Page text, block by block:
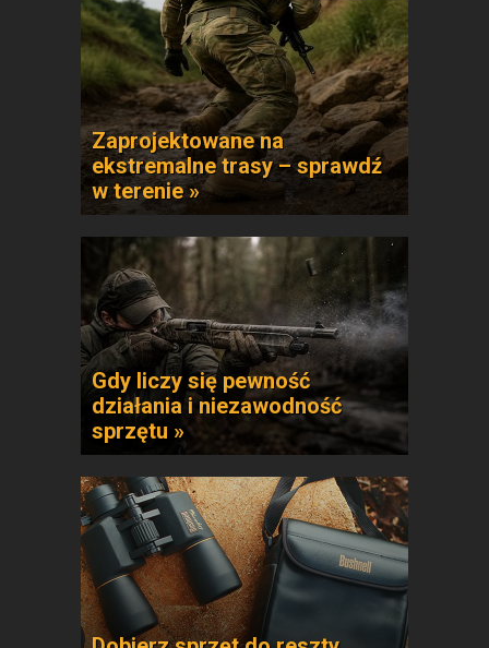
Zaprojektowane na
ekstremalne trasy – sprawdź
w terenie »
Gdy liczy się pewność
działania i niezawodność
sprzętu »